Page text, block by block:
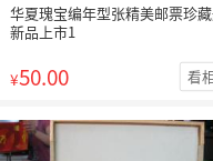
华夏瑰宝编年型张精美邮票珍
新品上市1
¥50.00 看